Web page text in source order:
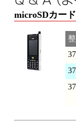
microSDカー